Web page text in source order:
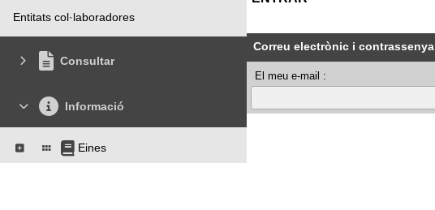
Entitats col·laboradores
Consultar
Informació
Eines
Correu electrònic i contrassenya
El meu e-mail :